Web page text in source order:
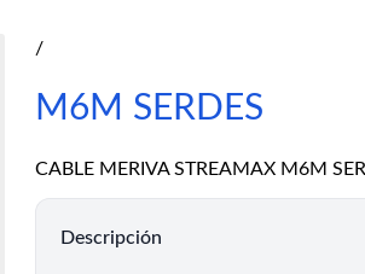
/
M6M SERDES
CABLE MERIVA STREAMAX M6M
Descripción